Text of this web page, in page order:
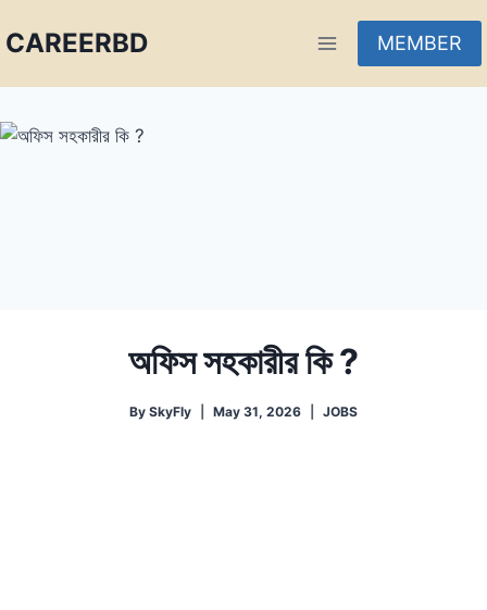
CAREERBD MEMBER
অফিস সহকারীর কি ?
By SkyFly May 31, 2026 JOBS